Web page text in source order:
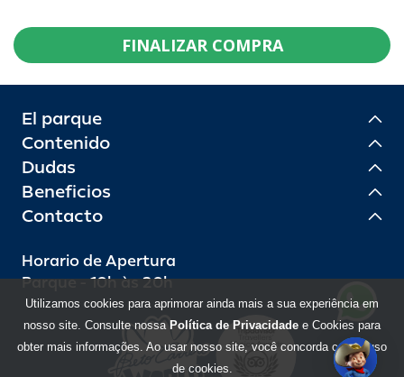
FINALIZAR COMPRA
El parque
Contenido
Dudas
Beneficios
Contacto
Horario de Apertura
Parque - 10h às 20h
Utilizamos cookies para aprimorar ainda mais a sua experiência em
nosso site. Consulte nossa Política de Privacidade e Cookies para
obter mais informações. Ao usar nosso site, você concorda com o uso
de cookies.